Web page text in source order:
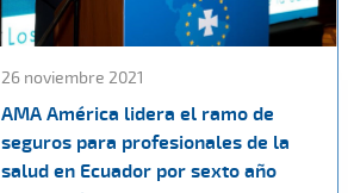
26 noviembre 2021
AMA América lidera el ramo de
seguros para profesionales de la
salud en Ecuador por sexto año